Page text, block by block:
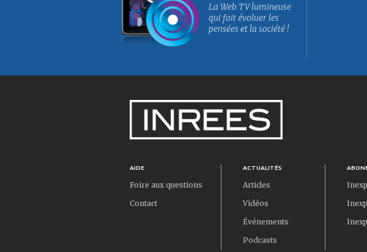
La Web TV lumineuse
qui fait évoluer les
pensées et la société !
AIDE
Foire aux questions
Contact
ACTUALITÉS
Articles
Vidéos
Événements
Podcasts